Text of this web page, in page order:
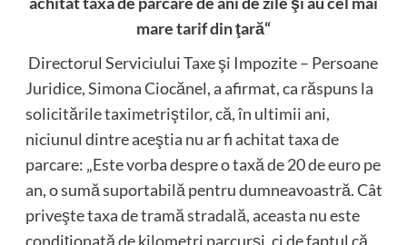
mare tarif din ţară“
Directorul Serviciului Taxe şi Impozite – Persoane
Juridice, Simona Ciocănel, a afirmat, ca răspuns la
solicitările taximetriştilor, că, în ultimii ani,
niciunul dintre aceştia nu ar fi achitat taxa de
parcare: „Este vorba despre o taxă de 20 de euro pe
an, o sumă suportabilă pentru dumneavoastră. Cât
priveşte taxa de tramă stradală, aceasta nu este
condiţionată de kilometri parcurşi, ci de faptul că,